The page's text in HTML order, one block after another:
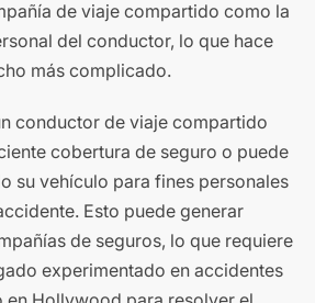
de viaje compartido como la
del conductor, lo que hace
más complicado.
conductor de viaje compartido
cobertura de seguro o puede
su vehículo para fines personales
Esto puede generar
de seguros, lo que requiere
experimentado en accidentes